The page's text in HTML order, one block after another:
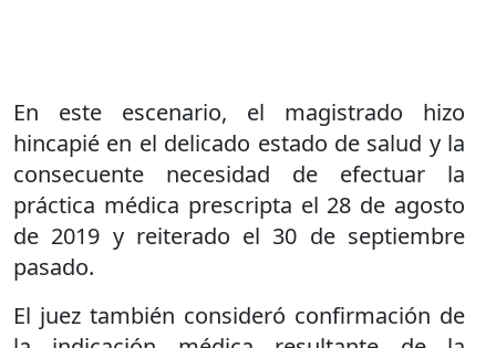
En este escenario, el magistrado hizo
hincapié en el delicado estado de salud y la
consecuente necesidad de efectuar la
práctica médica prescripta el 28 de agosto
de 2019 y reiterado el 30 de septiembre
pasado.
El juez también consideró confirmación de